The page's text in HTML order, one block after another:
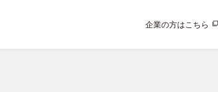
企業の方はこちら